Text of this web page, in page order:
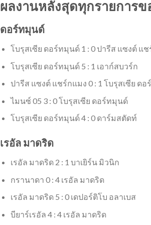
ผลงานหลังสุดทุกรายการข
ดอร์ทมุนด์
โบรุสเซีย ดอร์ทมุนด์ 1 : 0 ปารีส แซงต์ แ
โบรุสเซีย ดอร์ทมุนด์ 5 : 1 เอาก์สบวร์ก
ปารีส แซงต์ แชร์กแมง 0 : 1 โบรุสเซีย ด
ไมนซ์ 05 3 : 0 โบรุสเซีย ดอร์ทมุนด์
โบรุสเซีย ดอร์ทมุนด์ 4 : 0 ดาร์มสตัดท์
เรอัล มาดริด
เรอัล มาดริด 2 : 1 บาเยิร์น มิวนิก
กรานาดา 0 : 4 เรอัล มาดริด
เรอัล มาดริด 5 : 0 เดปอร์ติโบ อลาเบส
บียาร์เรอัล 4 : 4 เรอัล มาดริด